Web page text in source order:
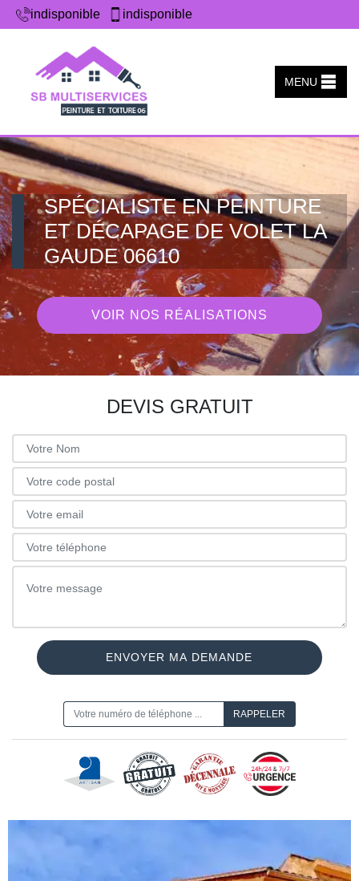
indisponible indisponible
MENU
SPÉCIALISTE EN PEINTURE
ET DÉCAPAGE DE VOLET LA
GAUDE 06610
VOIR NOS RÉALISATIONS
DEVIS GRATUIT